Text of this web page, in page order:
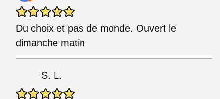
Du choix et pas de monde. Ouvert le
dimanche matin
S. L.